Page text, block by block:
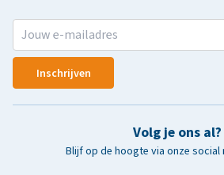
Inschrijven
Volg je ons al?
Blijf op de hoogte via onze social